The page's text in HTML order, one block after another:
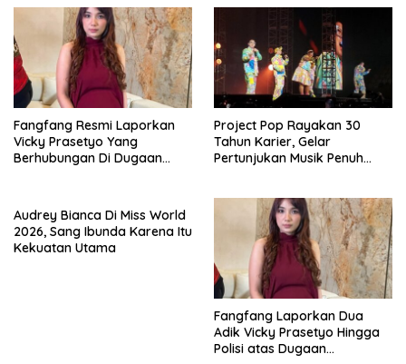
Fangfang Resmi Laporkan
Vicky Prasetyo Yang
Berhubungan Di Dugaan
Project Pop Rayakan 30
Tahun Karier, Gelar
Pertunjukan Musik Penuh
Audrey Bianca Di Miss World
2026, Sang Ibunda Karena Itu
Kekuatan Utama
Fangfang Laporkan Dua
Adik Vicky Prasetyo Hingga
Polisi atas Dugaan